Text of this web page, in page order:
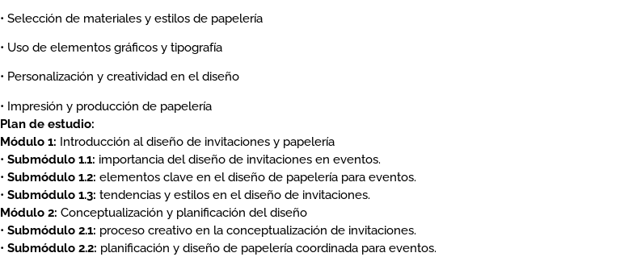
• Selección de materiales y estilos de papelería
• Uso de elementos gráficos y tipografía
• Personalización y creatividad en el diseño
• Impresión y producción de papelería
Plan de estudio:
Módulo 1: Introducción al diseño de invitaciones y papelería
• Submódulo 1.1: importancia del diseño de invitaciones en eventos.
• Submódulo 1.2: elementos clave en el diseño de papelería para eventos.
• Submódulo 1.3: tendencias y estilos en el diseño de invitaciones.
Módulo 2: Conceptualización y planificación del diseño
• Submódulo 2.1: proceso creativo en la conceptualización de invitaciones.
• Submódulo 2.2: planificación y diseño de papelería coordinada para eventos.